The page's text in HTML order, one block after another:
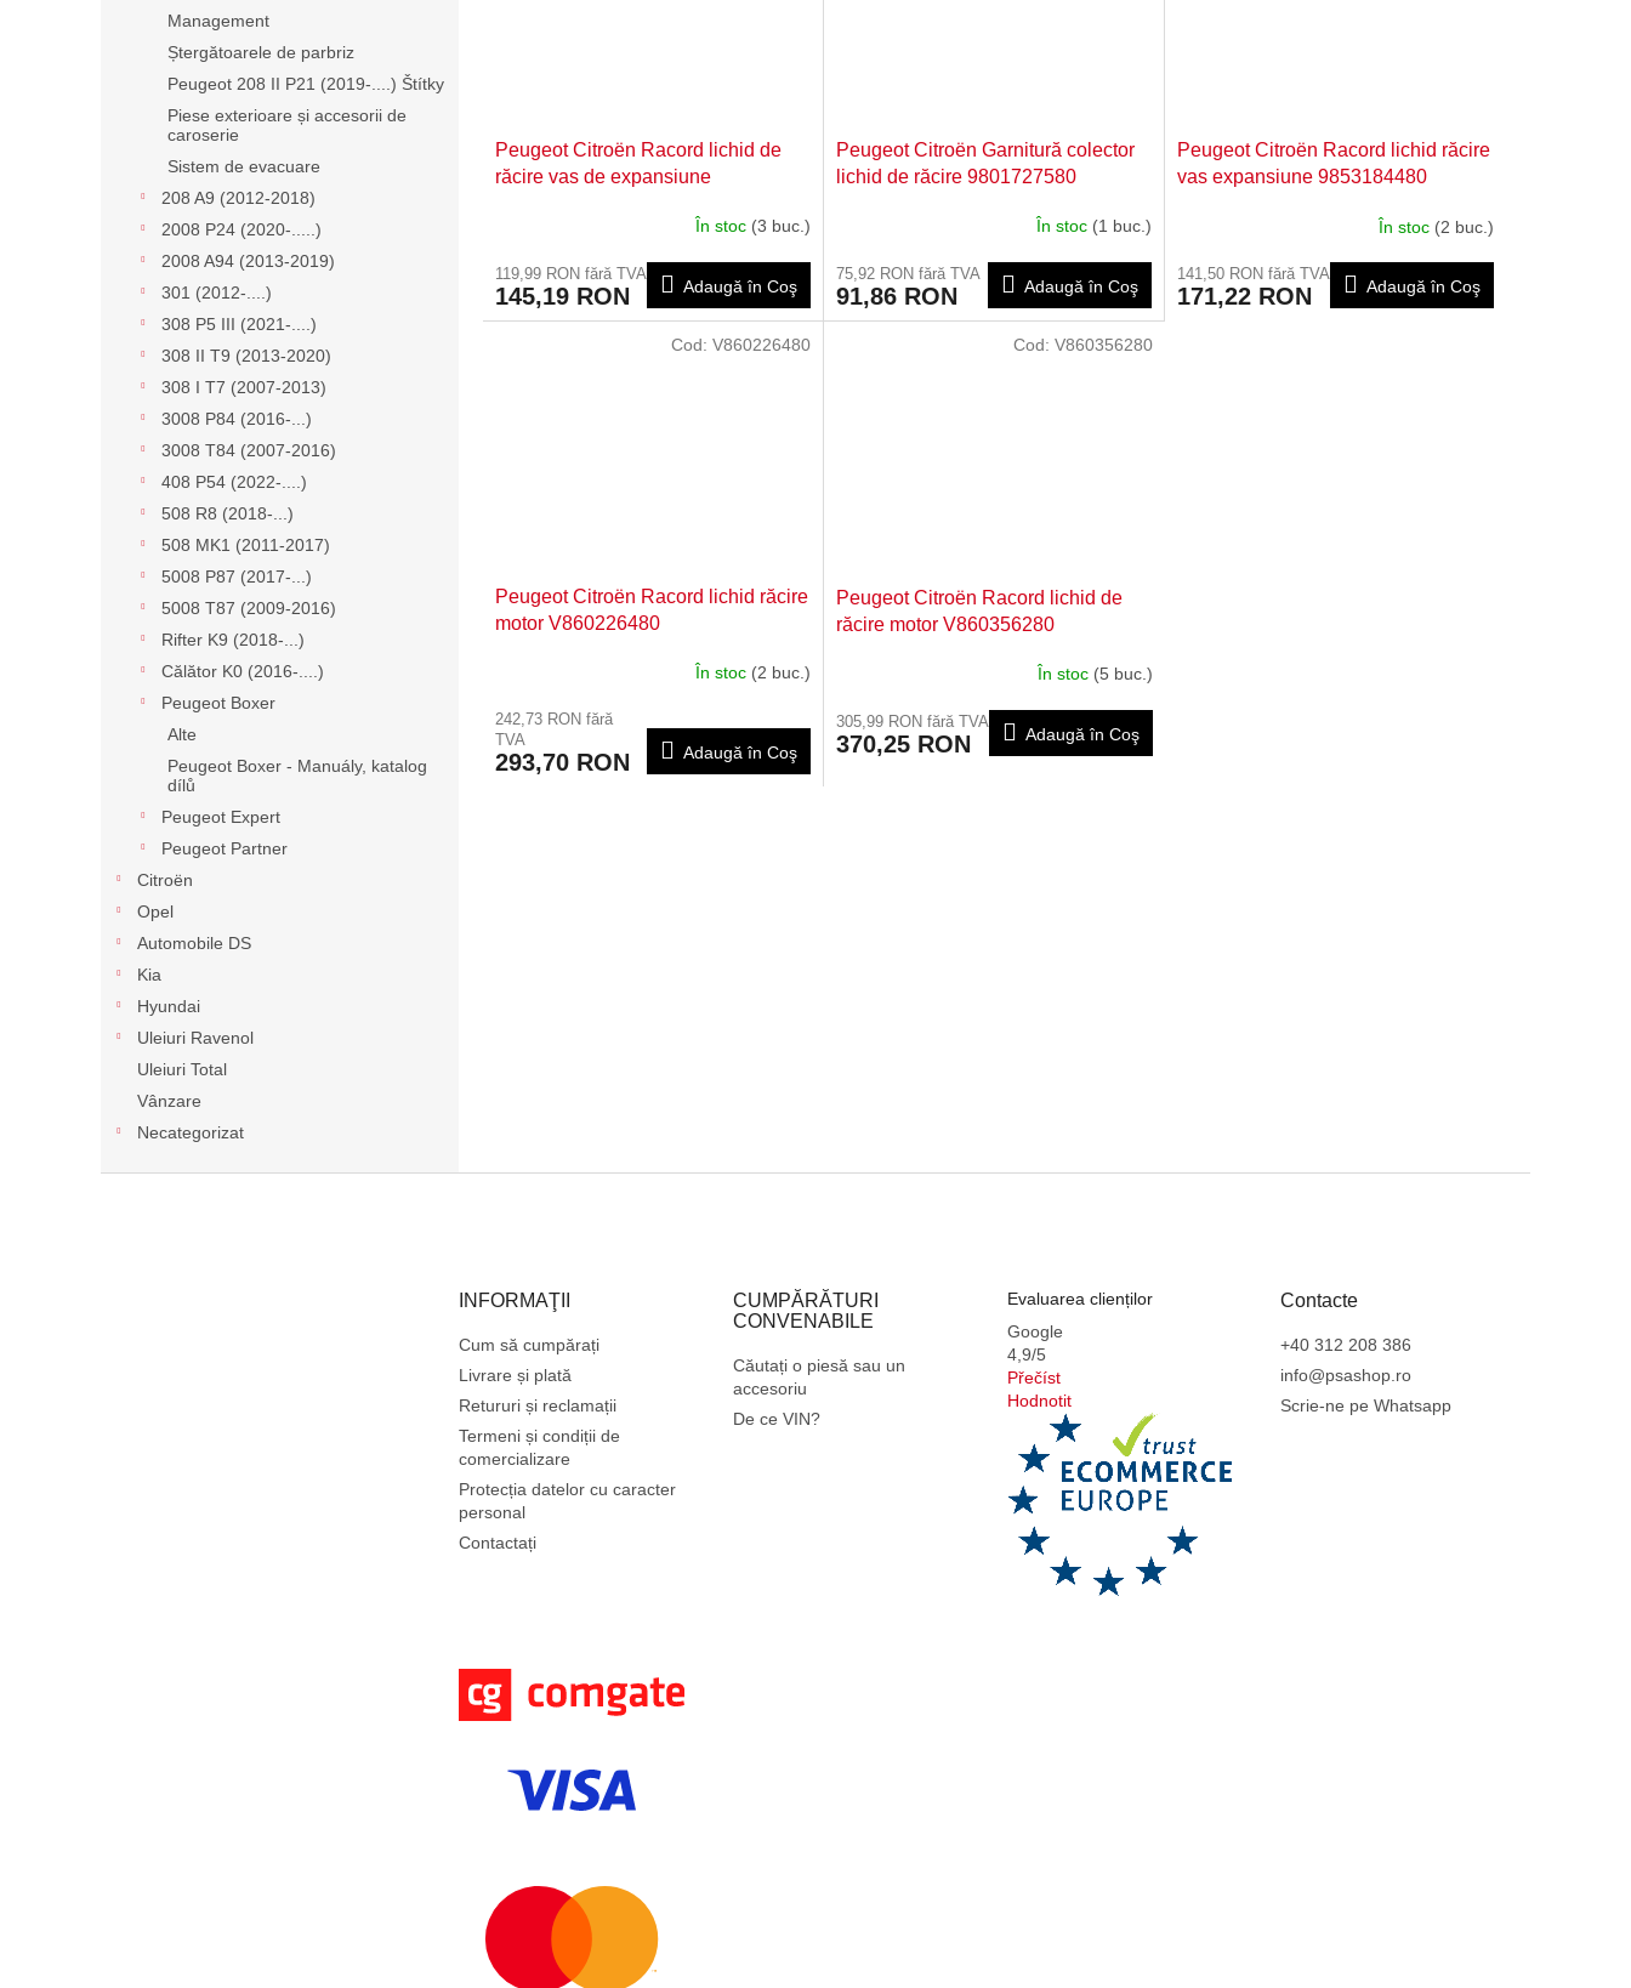
Management
Ștergătoarele de parbriz
Peugeot 208 II P21 (2019-....) Štítky
Piese exterioare și accesorii de
caroserie
Sistem de evacuare
208 A9 (2012-2018)
2008 P24 (2020-.....)
2008 A94 (2013-2019)
301 (2012-....)
308 P5 III (2021-....)
308 II T9 (2013-2020)
308 I T7 (2007-2013)
3008 P84 (2016-...)
3008 T84 (2007-2016)
408 P54 (2022-....)
508 R8 (2018-...)
508 MK1 (2011-2017)
5008 P87 (2017-...)
5008 T87 (2009-2016)
Rifter K9 (2018-...)
Călător K0 (2016-....)
Peugeot Boxer
Alte
Peugeot Boxer - Manuály, katalog
dílů
Peugeot Expert
Peugeot Partner
Citroën
Opel
Automobile DS
Kia
Hyundai
Uleiuri Ravenol
Uleiuri Total
Vânzare
Necategorizat
Peugeot Citroën Racord lichid de
răcire vas de expansiune
În stoc (3 buc.)
119,99 RON fără TVA
145,19 RON Adaugă în Coş
Peugeot Citroën Garnitură colector
lichid de răcire 9801727580
În stoc (1 buc.)
75,92 RON fără TVA
91,86 RON Adaugă în Coş
Peugeot Citroën Racord lichid răcire
vas expansiune 9853184480
În stoc (2 buc.)
141,50 RON fără TVA
171,22 RON Adaugă în Coş
Peugeot Citroën Racord lichid răcire
motor V860226480
În stoc (2 buc.)
242,73 RON fără
TVA
293,70 RON Adaugă în Coş
Cod: V860226480
Peugeot Citroën Racord lichid de
răcire motor V860356280
În stoc (5 buc.)
305,99 RON fără TVA
370,25 RON Adaugă în Coş
Cod: V860356280
INFORMAŢII
Cum să cumpărați
Livrare și plată
Retururi și reclamații
Termeni și condiții de
comercializare
Protecția datelor cu caracter
personal
Contactați
CUMPĂRĂTURI
CONVENABILE
Căutați o piesă sau un
accesoriu
De ce VIN?
Evaluarea clienților
Google
4,9/5
Přečíst
Hodnotit
Contacte
+40 312 208 386
info@psashop.ro
Scrie-ne pe Whatsapp